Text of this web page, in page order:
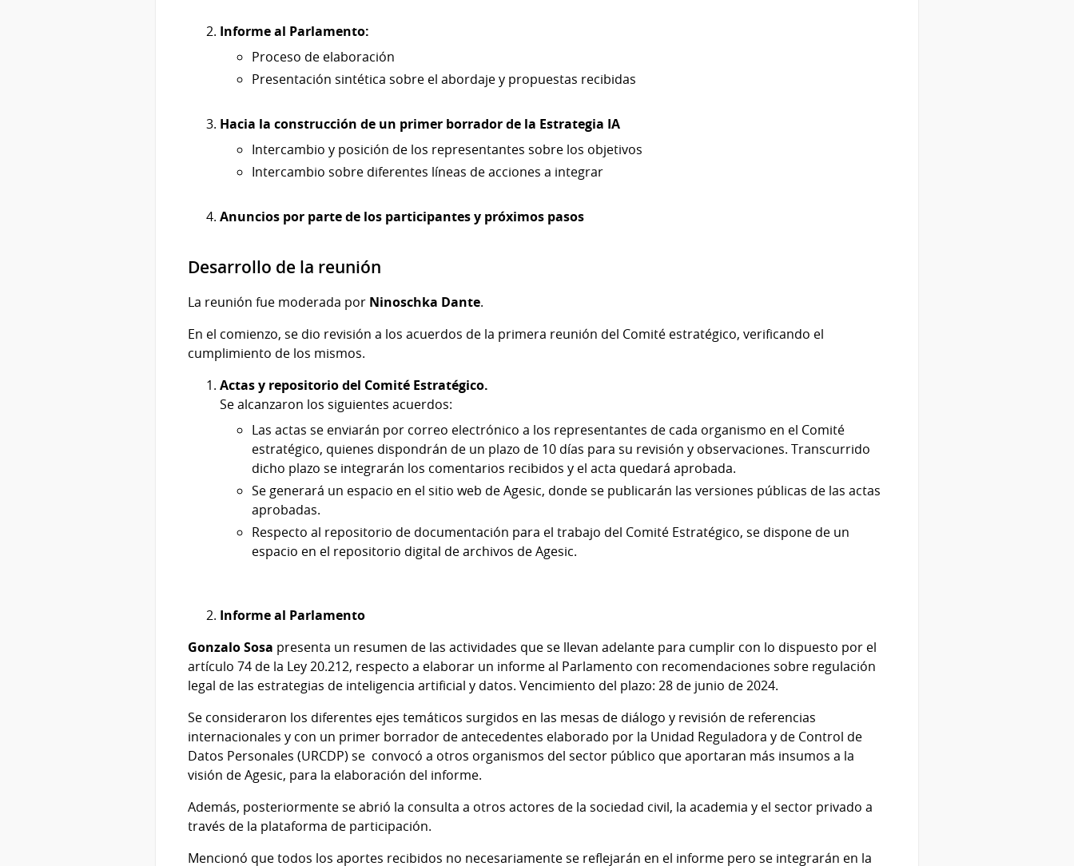
Informe al Parlamento:
Proceso de elaboración
Presentación sintética sobre el abordaje y propuestas recibidas
Hacia la construcción de un primer borrador de la Estrategia IA
Intercambio y posición de los representantes sobre los objetivos
Intercambio sobre diferentes líneas de acciones a integrar
Anuncios por parte de los participantes y próximos pasos
Desarrollo de la reunión
La reunión fue moderada por Ninoschka Dante.
En el comienzo, se dio revisión a los acuerdos de la primera reunión del Comité estratégico, verificando el
cumplimiento de los mismos.
Actas y repositorio del Comité Estratégico.
Se alcanzaron los siguientes acuerdos:
Las actas se enviarán por correo electrónico a los representantes de cada organismo en el Comité
estratégico, quienes dispondrán de un plazo de 10 días para su revisión y observaciones. Transcurrido
dicho plazo se integrarán los comentarios recibidos y el acta quedará aprobada.
Se generará un espacio en el sitio web de Agesic, donde se publicarán las versiones públicas de las actas
aprobadas.
Respecto al repositorio de documentación para el trabajo del Comité Estratégico, se dispone de un
espacio en el repositorio digital de archivos de Agesic.
Informe al Parlamento
Gonzalo Sosa presenta un resumen de las actividades que se llevan adelante para cumplir con lo dispuesto por el
artículo 74 de la Ley 20.212, respecto a elaborar un informe al Parlamento con recomendaciones sobre regulación
legal de las estrategias de inteligencia artificial y datos. Vencimiento del plazo: 28 de junio de 2024.
Se consideraron los diferentes ejes temáticos surgidos en las mesas de diálogo y revisión de referencias
internacionales y con un primer borrador de antecedentes elaborado por la Unidad Reguladora y de Control de
Datos Personales (URCDP) se convocó a otros organismos del sector público que aportaran más insumos a la
visión de Agesic, para la elaboración del informe.
Además, posteriormente se abrió la consulta a otros actores de la sociedad civil, la academia y el sector privado a
través de la plataforma de participación.
Mencionó que todos los aportes recibidos no necesariamente se reflejarán en el informe pero se integrarán en la